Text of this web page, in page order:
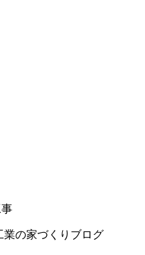
業の家づくりブログ